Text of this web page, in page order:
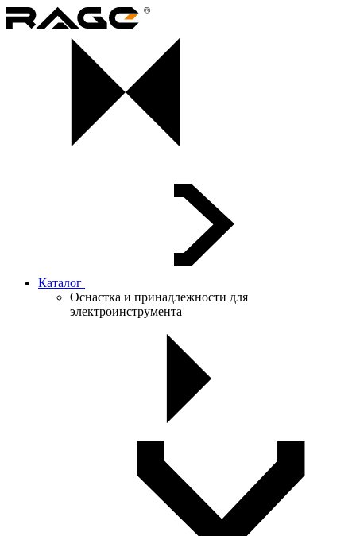
Каталог
Оснастка и принадлежности для
электроинструмента